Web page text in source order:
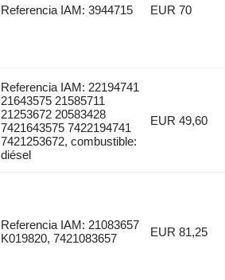
Referencia IAM: 3944715 EUR 70
Referencia IAM: 22194741
21643575 21585711
21253672 20583428
7421643575 7422194741
7421253672, combustible:
diésel
EUR 49,60
Referencia IAM: 21083657
K019820, 7421083657
EUR 81,25